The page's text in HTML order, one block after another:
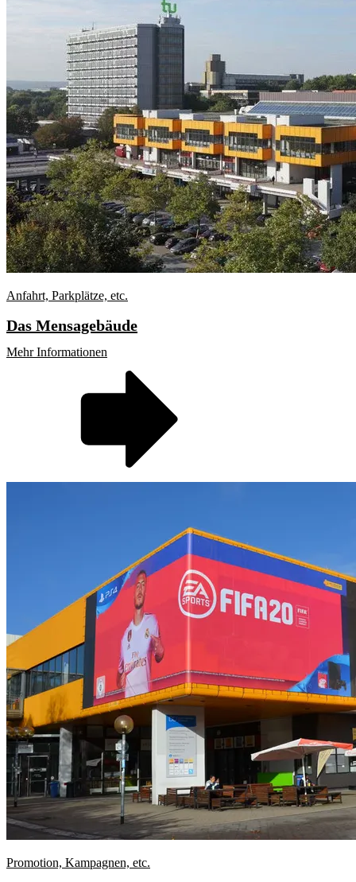
Anfahrt, Parkplätze, etc.
Das Mensagebäude
Mehr Informationen
Promotion, Kampagnen, etc.